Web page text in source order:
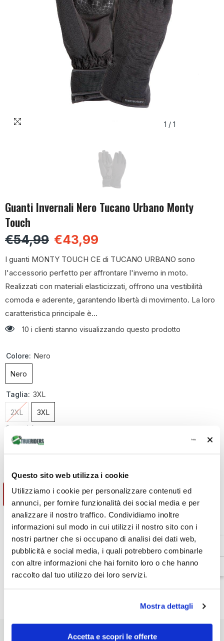
Questo sito web utilizza i cookie
Utilizziamo i cookie per personalizzare contenuti ed
annunci, per fornire funzionalità dei social media e per
analizzare il nostro traffico. Condividiamo inoltre
informazioni sul modo in cui utilizzi il nostro sito con i
nostri partner che si occupano di analisi dei dati web,
pubblicità e social media, i quali potrebbero combinarle
con altre informazioni che hai fornito loro o che hanno
raccolto dal tuo utilizzo dei loro servizi.
Mostra dettagli
Accetta e scopri le offerte
1 / 1
Guanti Invernali Nero Tucano Urbano Monty
Touch
€54,99 €43,99
I guanti MONTY TOUCH CE di TUCANO URBANO sono
l'accessorio perfetto per affrontare l'inverno in moto.
Realizzati con materiali elasticizzati, offrono una vestibilità
comoda e aderente, garantendo libertà di movimento. La loro
caratteristica principale è...
10 i clienti stanno visualizzando questo prodotto
Colore: Nero
Nero
Taglia: 3XL
2XL
3XL
Quantità:
per
Guanti
Invernali
Tucano
Urbano
Monty
Touch
per
Invernali
Tucano
Urbano
Monty
Touch
Totale parziale: €43,99
AGGIUNGI AL CARRELLO
Venditore:
Tucano Urbano
Disponibilità:
In magazzino
Tipo di prodotto: